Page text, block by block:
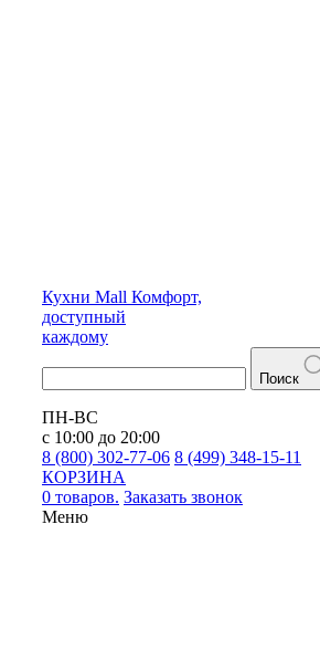
Кухни Mall Комфорт,
доступный
каждому
Поиск
ПН-ВС
с 10:00 до 20:00
8 (800) 302-77-06 8 (499) 348-15-11
КОРЗИНА
0 товаров. Заказать звонок
Меню